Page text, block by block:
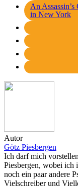
An
in New York
Autor
Götz Piesbergen
Ich darf mich
Piesbergen, wobei ich
noch ein paar andere
Vielschreiber und